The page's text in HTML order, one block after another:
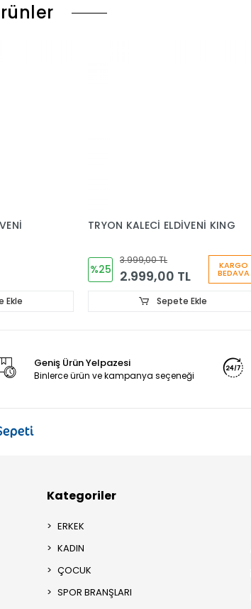
Ekle
TRYON KALECİ ELDİVENİ KING
%25
3.999,00 TL
2.999,00 TL
KARGO
BEDAVA
Sepete Ekle
Geniş Ürün Yelpazesi
Binlerce ürün ve kampanya seçeneği
Kategoriler
ERKEK
KADIN
ÇOCUK
SPOR BRANŞLARI